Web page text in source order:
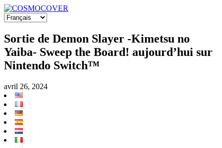
Sortie de Demon Slayer -Kimetsu no
Yaiba- Sweep the Board! aujourd’hui sur
Nintendo Switch™️
avril 26, 2024